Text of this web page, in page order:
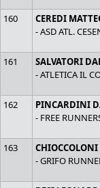
160
CEREDI
- ASD ATL.
161
SALVATORI
- ATLETICA IL
162
PINCARDINI
- FREE
163
- GRIFO